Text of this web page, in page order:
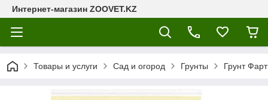
Интернет-магазин ZOOVET.KZ
Товары и услуги Сад и огород Грунты Грунт